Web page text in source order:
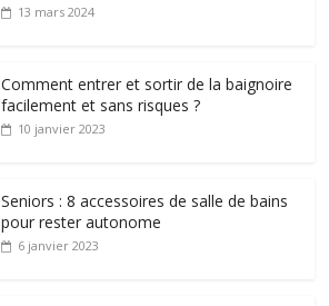
13 mars 2024
Comment entrer et sortir de la baignoire
facilement et sans risques ?
10 janvier 2023
Seniors : 8 accessoires de salle de bains
pour rester autonome
6 janvier 2023